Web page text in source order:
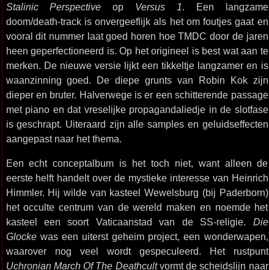
Stalinic Perspective op Versus 1. Een langzame
doom/death-track is onvergeeflijk als het om foutjes gaat en
vooral dit nummer laat goed horen hoe TMDC door de jaren
heen geperfectioneerd is. Op het origineel is best wat aan te
merken. De nieuwe versie lijkt een tikkeltje langzamer en is
waanzinning goed. De diepe grunts van Robin Kok zijn
dieper en bruter. Halverwege is er een schitterende passage
met piano en dat vreselijke propagandaliedje in de slotfase
is geschrapt. Uiteraard zijn alle samples en geluidseffecten
aangepast naar het thema.
Een echt conceptalbum is het toch niet, want alleen de
eerste helft handelt over de mystieke interesse van Heinrich
Himmler. Hij wilde van kasteel Wewelsburg (bij Paderborn)
het occulte centrum van de wereld maken en noemde het
kasteel een soort Vaticaanstad van de SS-religie. Die
Glockewas een uiterst geheim project, een wonderwapen,
waarover nog veel wordt gespeculeerd. Het rustpunt
Uchronian March Of The Deathcultvormt de scheidslijn naar